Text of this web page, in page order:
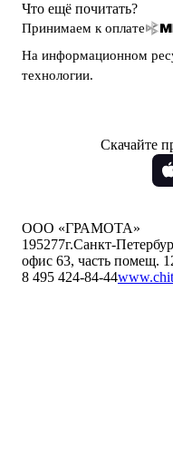
Что ещё почитать?
Принимаем к оплате
На информационном
технологии.
Скачайте
ООО «ГРАМОТА»
195277г.Санкт-
офис 63, часть помещ.
8 495 424-84-44